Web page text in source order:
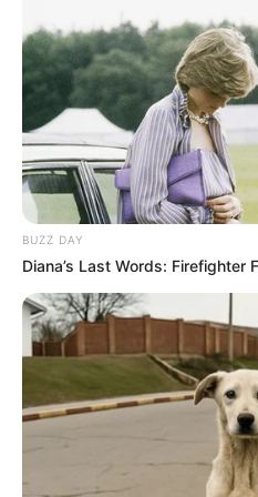
Prêmios para quem
As crianças que
sorteio concorrerão a:
2 bicicletas
Day Use – com direito ao
Pizzas
Combos de lanches
Sorvetes
Brinquedos
Vales-compras para roupas e
E muitos outros brindes!
BUZZ DAY
Diana’s Last Words: Firefighter